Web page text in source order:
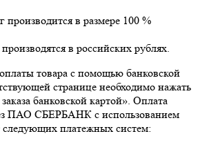
производится в размере 100 %
в российских рублях.
товара с помощью банковской
странице необходимо нажать
банковской картой». Оплата
ПАО СБЕРБАНК с использованием
следующих платежных систем: